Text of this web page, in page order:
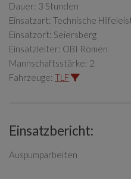
Dauer: 3 Stunden
Einsatzart: Technische
Einsatzort: Seiersberg
Einsatzleiter: OBI Romen
Mannschaftsstärke: 2
Fahrzeuge: TLF
Einsatzbericht:
Auspumparbeiten